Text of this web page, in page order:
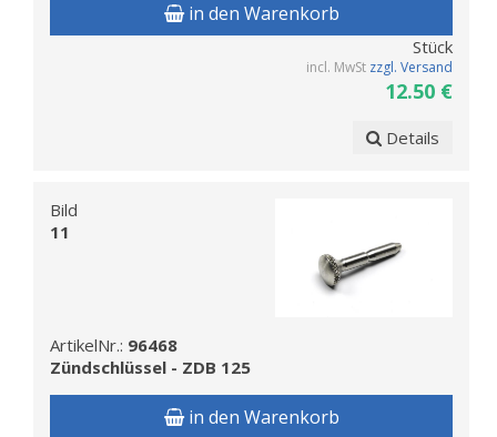
in den Warenkorb
Stück
incl. MwSt zzgl. Versand
12.50 €
Details
Bild
11
ArtikelNr.: 96468
Zündschlüssel - ZDB 125
in den Warenkorb